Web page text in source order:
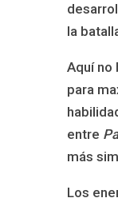
la
Aquí no
para
entre
más
Los